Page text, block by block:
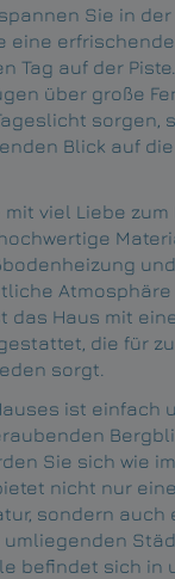
Sie in der
eine
Tag auf der
über große
sorgen,
Blick auf
mit viel Liebe
Atmosphäre
das Haus mit
die für
sorgt.
ist einfach
Sie sich wie
nicht nur eine
sondern auch
befindet sich in